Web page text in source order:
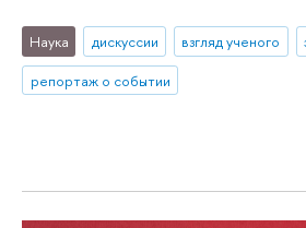
Наука дискуссии взгляд ученого
репортаж о событии